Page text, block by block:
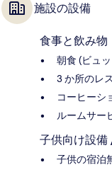
施設の設備
食事と飲み物
朝食 (ビュ
3 か所のレ
コーヒーシ
ルームサー
子供向け設備
子供の宿泊